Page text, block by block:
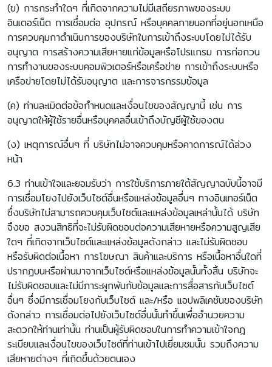
(ข) การกระทำใดๆ ที่เกิดจากความไม่มีเสถียรภาพของระบบ
อินเตอร์เน็ต การเชื่อมต่อ อุปกรณ์ หรือบุคคลภายนอกที่อยู่นอกเหนือ
การควบคุมกาดำเนินการของบริษัทในการเข้าถึงระบบโดยไม่ได้รับ
อนุญาต การสร้างความเสียหายแก่ข้อมูลหรือโปรแกรม การก่อกวน
การทำงานของระบบคอมพิวเตอร์หรือเครือข่าย การเข้าถึงระบบหรือ
เครือข่ายโดยไม่ได้รับอนุญาต และการจารกรรมข้อมูล
(ค) ท่านละเมิดต่อข้อกำหนดและเงื่อนไขของสัญญานี้ เช่น การ
อนุญาตให้ผู้ใช้รายอื่นหรือบุคคลอื่นเข้าถึงบัญชีผู้ใช้ของตน
(ง) เหตุการณ์อื่นๆ ที่ บริษัทไม่อาจควบคุมหรือคาดการณ์ได้ล่วง
หน้า
6.3 ท่านเข้าใจและยอมรับว่า การใช้บริการภายใต้สัญญาฉบับนี้อาจมี
การเชื่อมโยงไปยังเว็บไซต์อื่นหรือแหล่งข้อมูลอื่นๆ ทางอินเทอร์เน็ต
ซึ่งบริษัทไม่สามารถควบคุมเว็บไซต์และแหล่งข้อมูลเหล่านั้นได้ บริษัท
จึงขอ สงวนสิทธิที่จะไม่รับผิดชอบต่อความเสียหายหรือความสูญเสีย
ใดๆ ที่เกิดจากเว็บไซต์และแหล่งข้อมูลดังกล่าว และไม่รับผิดชอบ
หรือรับผิดต่อเนื้อหา การโฆษณา สินค้าและบริการ หรือเนื้อหาอื่นใดที่
ปรากฏบนหรือผ่านมาจากเว็บไซต์หรือแหล่งข้อมูลนั้นทั้งสิ้น บริษัทจะ
ไม่รับผิดชอบและไม่มีภาระผูกพันกับข้อมูลและการสื่อสารกับเว็บไซต์
อื่นๆ ซึ่งมีการเชื่อมโยงกับเว็บไซต์ และ/หรือ แอปพลิเคชันของบริษัท
ดังกล่าว การเชื่อมต่อไปยังเว็บไซต์อื่นนั้นทำขึ้นเพื่ออำนวยความ
สะดวกให้ท่านเท่านั้น ท่านเป็นผู้รับผิดชอบในการทำความเข้าใจกฎ
ระเบียบและเงื่อนไขของเว็บไซต์ที่ท่านเข้าไปเยี่ยมชมนั้น รวมถึงความ
เสียหายต่างๆ ที่เกิดขึ้นด้วยตนเอง